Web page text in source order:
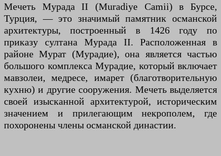
Мечеть Мурада II (Muradiye Camii) в Бурсе,
Турция, — это значимый памятник османской
архитектуры, построенный в 1426 году по
приказу султана Мурада II. Расположенная в
районе Мурат (Мурадие), она является частью
большого комплекса Мурадие, который включает
мавзолеи, медресе, имарет (благотворительную
кухню) и другие сооружения. Мечеть выделяется
своей изысканной архитектурой, историческим
значением и прилегающим некрополем, где
похоронены члены османской династии.